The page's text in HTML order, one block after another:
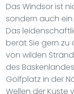
Das Windsor ist
sondern auch ein
Das
berät Sie gern zu
von wilden
des
Golfplatz in der
Wellen der Küste